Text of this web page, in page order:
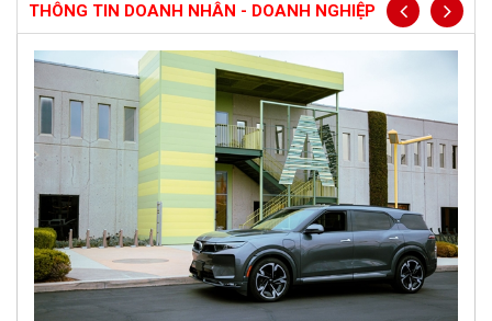
THÔNG TIN DOANH NHÂN - DOANH NGHIỆP